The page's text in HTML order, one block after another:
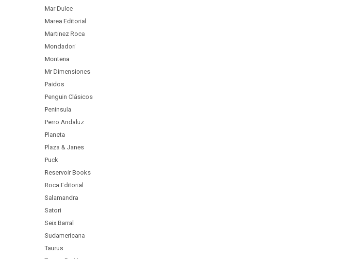
Mar Dulce
Marea Editorial
Martinez Roca
Mondadori
Montena
Mr Dimensiones
Paidos
Penguin Clásicos
Peninsula
Perro Andaluz
Planeta
Plaza & Janes
Puck
Reservoir Books
Roca Editorial
Salamandra
Satori
Seix Barral
Sudamericana
Taurus